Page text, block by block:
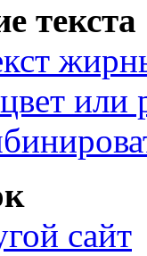
текста
или
сайт